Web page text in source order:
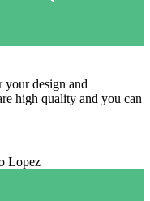
your design and
high quality and you can
Lopez